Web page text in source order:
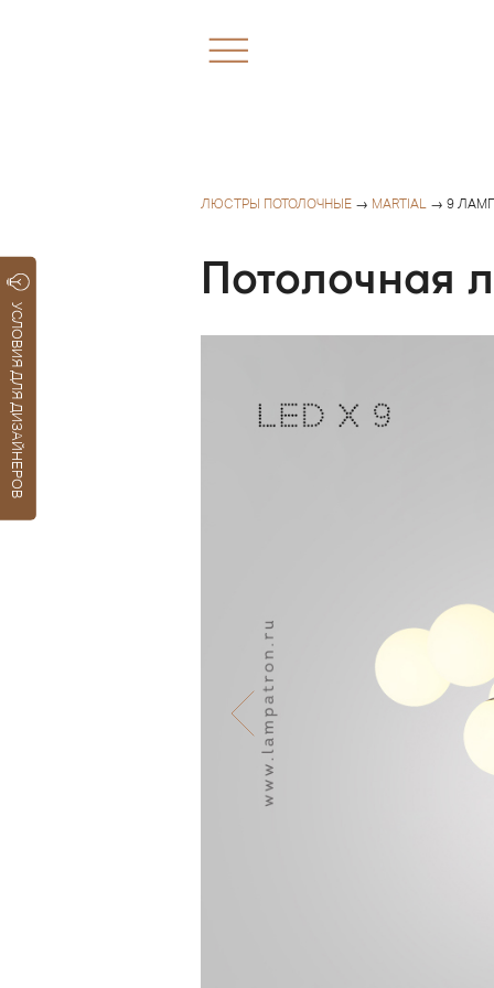
УСЛОВИЯ ДЛЯ ДИЗАЙНЕРОВ
ЛЮСТРЫ ПОТОЛОЧНЫЕ → MARTIAL → 9
Потолочная